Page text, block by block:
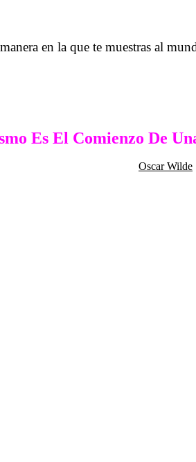
en la que te muestras al
Es El Comienzo De
Oscar Wilde